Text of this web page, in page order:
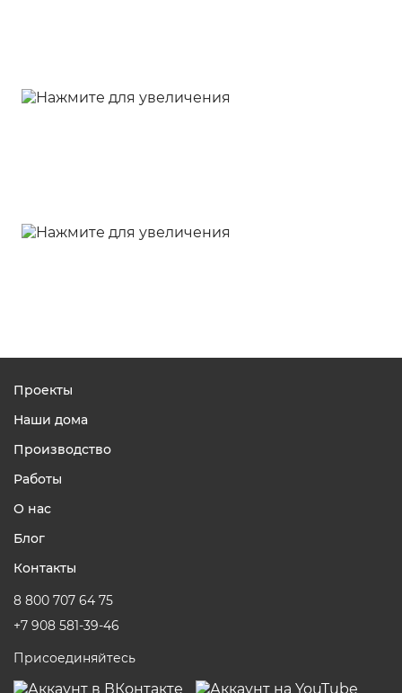
Проекты
Наши дома
Производство
Работы
О нас
Блог
Контакты
8 800 707 64 75
+7 908 581-39-46
Присоединяйтесь